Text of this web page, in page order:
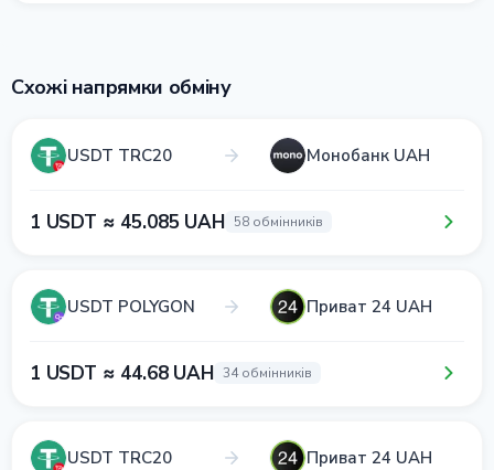
Схожі напрямки обміну
USDT TRC20 Монобанк UAH
1 USDT ≈ 45.085 UAH 58 обмінників
USDT POLYGON Приват 24 UAH
1 USDT ≈ 44.68 UAH 34 обмінників
USDT TRC20 Приват 24 UAH